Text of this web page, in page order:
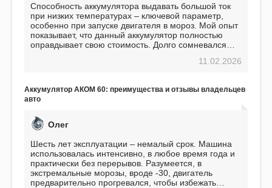
Способность аккумулятора выдавать большой ток
при низких температурах – ключевой параметр,
особенно при запуске двигателя в мороз. Мой опыт
показывает, что данный аккумулятор полностью
оправдывает свою стоимость. Долго сомневался
пожалел. Считаю, что это отличное вложение,11.02.2026
Аккумулятор АКОМ 60: преимущества и отзывы владельцев
авто
Олег
Шесть лет эксплуатации – немалый срок. Машина
использовалась интенсивно, в любое время года и
практически без перерывов. Разумеется, в
экстремальные морозы, вроде -30, двигатель
предварительно прогревался, чтобы избежать